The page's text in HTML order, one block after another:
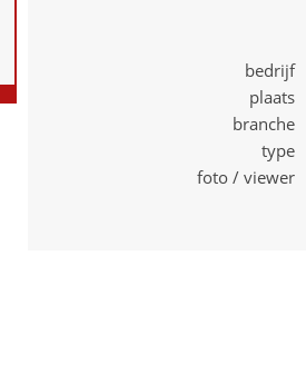
bedrijf
plaats
branche
type
foto / viewer